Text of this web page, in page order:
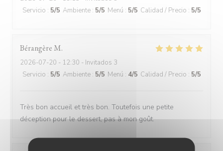
Servicio : 5/5 Ambiente : 5/5 Menú : 5/5 Calidad / Precio : 5/5
Bérangère M
2026-07-20 - 12:30 - Invitados 3
Servicio : 5/5 Ambiente : 5/5 Menú : 4/5 Calidad / Precio : 5/5
Très bon accueil et très bon. Toutefois une petite
déception pour le dessert, pas à mon goût.